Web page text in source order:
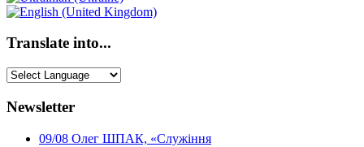
Translate into...
Newsletter
09/08 Олег ШПАК, «Служіння